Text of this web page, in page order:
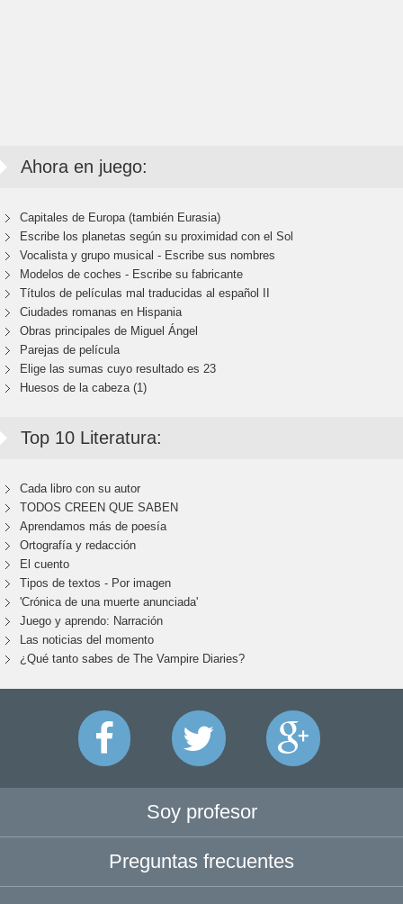
Ahora en juego:
Capitales de Europa (también Eurasia)
Escribe los planetas según su proximidad con el Sol
Vocalista y grupo musical - Escribe sus nombres
Modelos de coches - Escribe su fabricante
Títulos de películas mal traducidas al español II
Ciudades romanas en Hispania
Obras principales de Miguel Ángel
Parejas de película
Elige las sumas cuyo resultado es 23
Huesos de la cabeza (1)
Top 10 Literatura:
Cada libro con su autor
TODOS CREEN QUE SABEN
Aprendamos más de poesía
Ortografía y redacción
El cuento
Tipos de textos - Por imagen
'Crónica de una muerte anunciada'
Juego y aprendo: Narración
Las noticias del momento
¿Qué tanto sabes de The Vampire Diaries?
Soy profesor
Preguntas frecuentes